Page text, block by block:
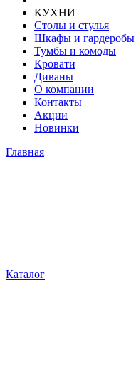
КУХНИ
Столы и стулья
Шкафы и гардеробы
Тумбы и комоды
Кровати
Диваны
О компании
Контакты
Акции
Новинки
Главная
Каталог